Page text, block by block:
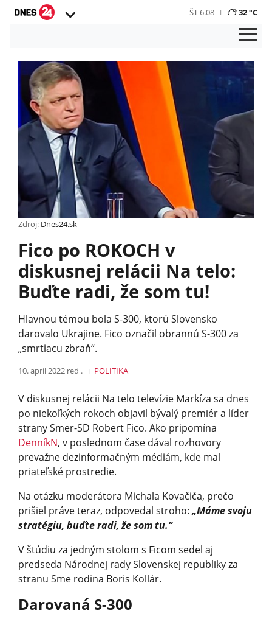
ŠT 6.08 32 °C
Zdroj: Dnes24.sk
Fico po ROKOCH v
diskusnej relácii Na telo:
Buďte radi, že som tu!
Hlavnou témou bola S-300, ktorú Slovensko
darovalo Ukrajine. Fico označil obrannú S-300 za
„smrtiacu zbraň“.
10. apríl 2022 red . POLITIKA
V diskusnej relácii Na telo televízie Markíza sa dnes
po niekoľkých rokoch objavil bývalý premiér a líder
strany Smer-SD Robert Fico. Ako pripomína
DenníkN, v poslednom čase dával rozhovory
prevažne dezinformačným médiám, kde mal
priateľské prostredie.
Na otázku moderátora Michala Kovačiča, prečo
prišiel práve teraz, odpovedal stroho: „Máme svoju
stratégiu, buďte radi, že som tu.“
V štúdiu za jedným stolom s Ficom sedel aj
predseda Národnej rady Slovenskej republiky za
stranu Sme rodina Boris Kollár.
Darovaná S-300